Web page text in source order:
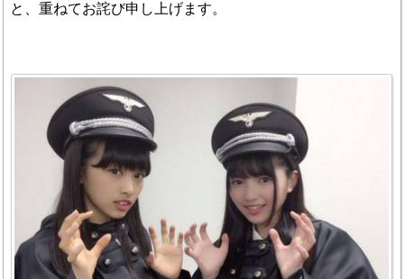
と、重ねてお詫び申し上げます。